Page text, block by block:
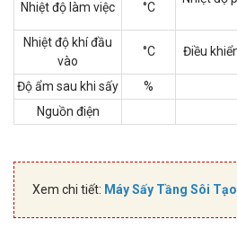
Nhiệt độ làm việc °C
Nhiệt độ khí đầu
vào
°C Điều
Độ ẩm sau khi sấy %
Nguồn điện
Xem chi tiết: Máy Sấy Tầng Sôi